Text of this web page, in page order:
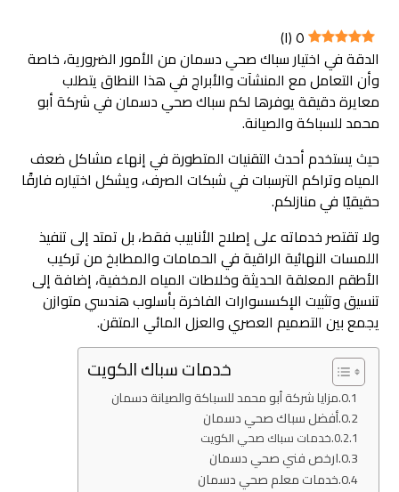
٥(١)
الدقة في اختيار سباك صحي دسمان من الأمور الضرورية، خاصة
وأن التعامل مع المنشآت والأبراج في هذا النطاق يتطلب
معايرة دقيقة يوفرها لكم سباك صحي دسمان في شركة أبو
محمد للسباكة والصيانة.
حيث يستخدم أحدث التقنيات المتطورة في إنهاء مشاكل ضعف
المياه وتراكم الترسبات في شبكات الصرف، ويشكل اختياره فارقًا
حقيقيًا في منازلكم.
ولا تقتصر خدماته على إصلاح الأنابيب فقط، بل تمتد إلى تنفيذ
اللمسات النهائية الراقية في الحمامات والمطابخ من تركيب
الأطقم المعلقة الحديثة وخلاطات المياه المخفية، إضافة إلى
تنسيق وتثبيت الإكسسوارات الفاخرة بأسلوب هندسي متوازن
يجمع بين التصميم العصري والعزل المائي المتقن.
خدمات سباك الكويت
مزايا شركة أبو محمد للسباكة والصيانة دسمان
أفضل سباك صحي دسمان
خدمات سباك صحي الكويت
ارخص فني صحي دسمان
خدمات معلم صحي دسمان